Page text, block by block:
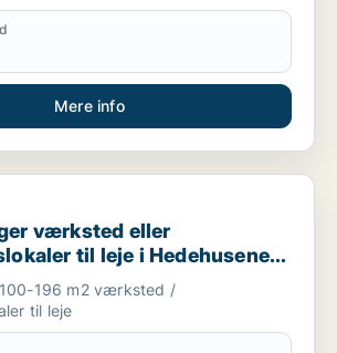
Mere info
eller produktionslokaler til leje i
værksted eller
til leje i Hedehusene,
m.fl.
196 m2 værksted /
til leje